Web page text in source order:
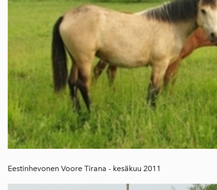
Eestinhevonen Voore Tirana - kesäkuu 2011